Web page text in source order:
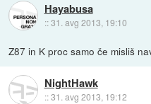
Hayabusa
::31. avg 2013, 19:10
Z87 in K proc samo če misliš
NightHawk
::31. avg 2013, 19:12